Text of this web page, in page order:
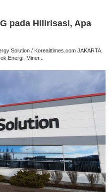
pada Hilirisasi, Apa
Solution / Koreaittimes.com JAKARTA,
Energi, Miner...